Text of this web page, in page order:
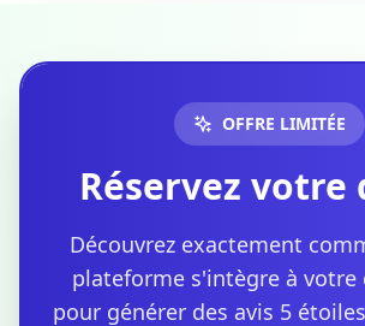
OFFRE LIMITÉE
Réservez votre
Découvrez exactement
plateforme s'intègre à votre
pour générer des avis 5